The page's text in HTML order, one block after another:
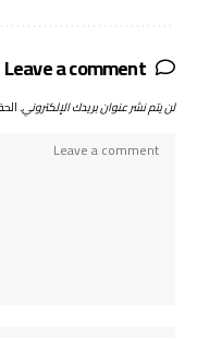
Leave a comment
لن يتم نشر عنوان بريدك الإلكتروني.